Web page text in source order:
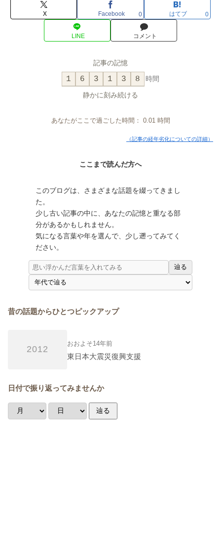
X Facebook 0 はてブ 0
LINE コメント
記事の記憶
1 6 3 1 3 8 時間
静かに刻み続ける
あなたがここで過ごした時間： 0.01時間
（記事の経年劣化についての詳細）
ここまで読んだ方へ
このブログは、さまざまな話題を綴ってきまし
た。
少し古い記事の中に、あなたの記憶と重なる部
分があるかもしれません。
気になる言葉や年を選んで、少し遡ってみてく
ださい。
辿る
昔の話題からひとつピックアップ
2012
おおよそ14年前
東日本大震災復興支援
日付で振り返ってみませんか
辿る